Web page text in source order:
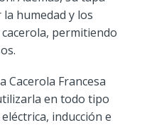
humedad y los
permitiendo
Cacerola Francesa
en todo tipo
inducción e